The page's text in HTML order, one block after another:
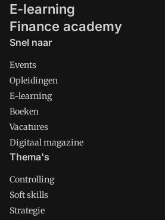
E-learning
Finance academy
Snel naar
Events
Opleidingen
E-learning
Boeken
Vacatures
Digitaal magazine
Thema's
Controlling
Soft skills
Strategie